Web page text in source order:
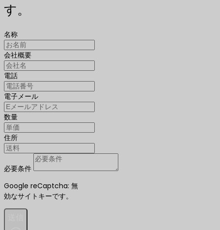
す。
名称
会社概要
電話
電子メール
数量
住所
必要条件
Google reCaptcha: 無
効なサイトキーです。